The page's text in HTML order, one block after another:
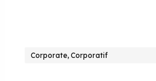
Corporate, Corporatif